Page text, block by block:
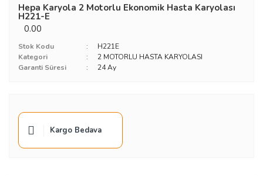
Hepa Karyola 2 Motorlu Ekonomik Hasta Karyolası
H221-E
0.00
Stok Kodu
H221E
Kategori
2 MOTORLU HASTA KARYOLASI
Garanti Süresi
24 Ay
Kargo Bedava